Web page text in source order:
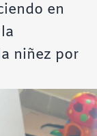
en
niñez por